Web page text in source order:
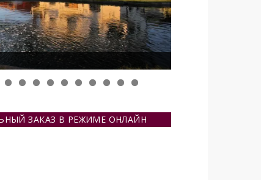
ЗАКАЗ В РЕЖИМЕ ОНЛАЙН